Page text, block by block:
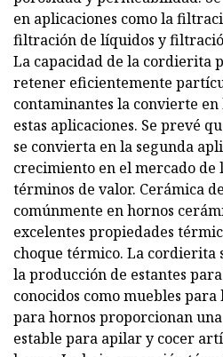
en aplicaciones como la
filtración de líquidos y
La capacidad de la cordierita
retener eficientemente
contaminantes la convierte
estas aplicaciones. Se prevé
se convierta en la segunda
crecimiento en el mercado
términos de valor. Cerámica
comúnmente en hornos
excelentes propiedades
choque térmico. La cordierita
la producción de estantes
conocidos como muebles para
para hornos proporcionan
estable para apilar y cocer